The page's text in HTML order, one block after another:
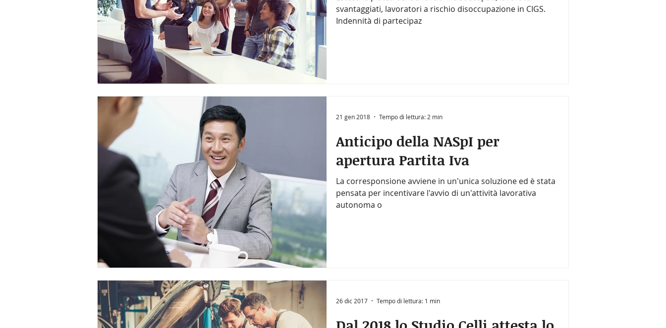
svantaggiati, lavoratori a rischio disoccupazione in CIGS.
Indennità di partecipaz
Anticipo della NASpI per
apertura Partita Iva
La corresponsione avviene in un'unica soluzione ed è stata
pensata per incentivare l'avvio di un'attività lavorativa
autonoma o
21 gen 2018 Tempo di lettura: 2 min
26 dic 2017 Tempo di lettura: 1 min